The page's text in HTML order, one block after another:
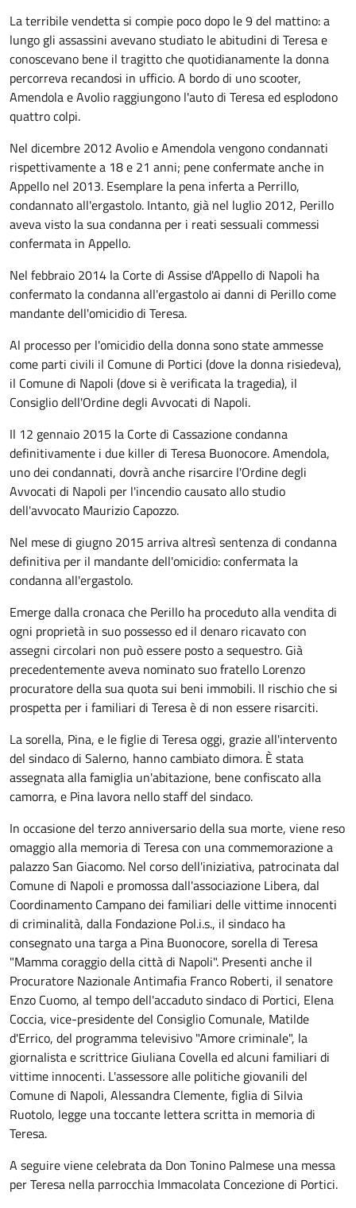
La terribile vendetta si compie poco dopo le 9 del mattino: a
lungo gli assassini avevano studiato le abitudini di Teresa e
conoscevano bene il tragitto che quotidianamente la donna
percorreva recandosi in ufficio. A bordo di uno scooter,
Amendola e Avolio raggiungono l'auto di Teresa ed esplodono
quattro colpi.
Nel dicembre 2012 Avolio e Amendola vengono condannati
rispettivamente a 18 e 21 anni; pene confermate anche in
Appello nel 2013. Esemplare la pena inferta a Perrillo,
condannato all'ergastolo. Intanto, già nel luglio 2012, Perillo
aveva visto la sua condanna per i reati sessuali commessi
confermata in Appello.
Nel febbraio 2014 la Corte di Assise d'Appello di Napoli ha
confermato la condanna all'ergastolo ai danni di Perillo come
mandante dell'omicidio di Teresa.
Al processo per l'omicidio della donna sono state ammesse
come parti civili il Comune di Portici (dove la donna risiedeva),
il Comune di Napoli (dove si è verificata la tragedia), il
Consiglio dell'Ordine degli Avvocati di Napoli.
Il 12 gennaio 2015 la Corte di Cassazione condanna
definitivamente i due killer di Teresa Buonocore. Amendola,
uno dei condannati, dovrà anche risarcire l'Ordine degli
Avvocati di Napoli per l'incendio causato allo studio
dell'avvocato Maurizio Capozzo.
Nel mese di giugno 2015 arriva altresì sentenza di condanna
definitiva per il mandante dell'omicidio: confermata la
condanna all'ergastolo.
Emerge dalla cronaca che Perillo ha proceduto alla vendita di
ogni proprietà in suo possesso ed il denaro ricavato con
assegni circolari non può essere posto a sequestro. Già
precedentemente aveva nominato suo fratello Lorenzo
procuratore della sua quota sui beni immobili. Il rischio che si
prospetta per i familiari di Teresa è di non essere risarciti.
La sorella, Pina, e le figlie di Teresa oggi, grazie all'intervento
del sindaco di Salerno, hanno cambiato dimora. È stata
assegnata alla famiglia un'abitazione, bene confiscato alla
camorra, e Pina lavora nello staff del sindaco.
In occasione del terzo anniversario della sua morte, viene reso
omaggio alla memoria di Teresa con una commemorazione a
palazzo San Giacomo. Nel corso dell'iniziativa, patrocinata dal
Comune di Napoli e promossa dall'associazione Libera, dal
Coordinamento Campano dei familiari delle vittime innocenti
di criminalità, dalla Fondazione Pol.i.s., il sindaco ha
consegnato una targa a Pina Buonocore, sorella di Teresa
"Mamma coraggio della città di Napoli". Presenti anche il
Procuratore Nazionale Antimafia Franco Roberti, il senatore
Enzo Cuomo, al tempo dell'accaduto sindaco di Portici, Elena
Coccia, vice-presidente del Consiglio Comunale, Matilde
d'Errico, del programma televisivo "Amore criminale", la
giornalista e scrittrice Giuliana Covella ed alcuni familiari di
vittime innocenti. L'assessore alle politiche giovanili del
Comune di Napoli, Alessandra Clemente, figlia di Silvia
Ruotolo, legge una toccante lettera scritta in memoria di
Teresa.
A seguire viene celebrata da Don Tonino Palmese una messa
per Teresa nella parrocchia Immacolata Concezione di Portici.